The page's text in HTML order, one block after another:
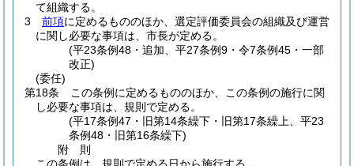
て組織する。
3
前項に定めるもののほか、選定評価委員会の組織及び運営
に関し必要な事項は、市長が定める。
(平23条例48・追加、平27条例9・令7条例45・一部
改正)
(委任)
第18条
この条例に定めるもののほか、この条例の施行に関
し必要な事項は、規則で定める。
(平17条例47・旧第14条繰下・旧第17条繰上、平23
条例48・旧第16条繰下)
附 則
この条例は、規則で定める日から施行する。